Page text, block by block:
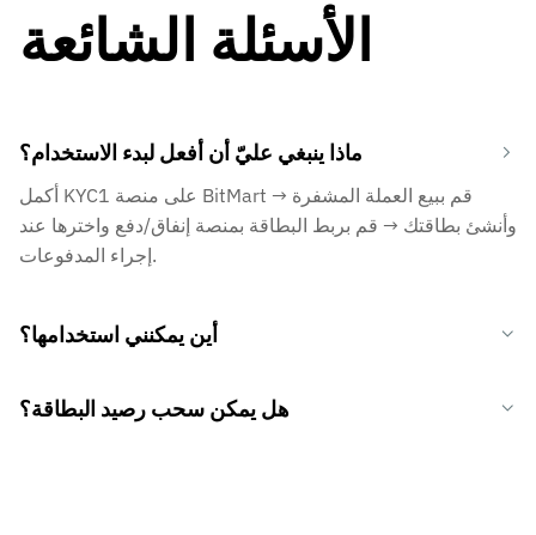
الأسئلة الشائعة
ماذا ينبغي عليّ أن أفعل لبدء الاستخدام؟
أكمل KYC1 على منصة BitMart → قم ببيع العملة المشفرة
وأنشئ بطاقتك → قم بربط البطاقة بمنصة إنفاق/دفع واخترها عند
إجراء المدفوعات.
أين يمكنني استخدامها؟
هل يمكن سحب رصيد البطاقة؟